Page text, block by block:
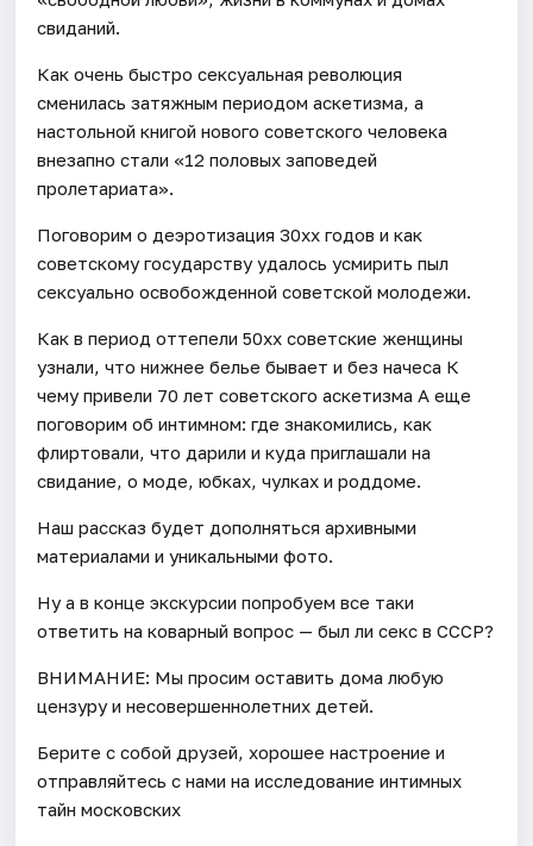
свиданий.
Как очень быстро сексуальная революция
сменилась затяжным периодом аскетизма, а
настольной книгой нового советского человека
внезапно стали «12 половых заповедей
пролетариата».
Поговорим о деэротизация 30хх годов и как
советскому государству удалось усмирить пыл
сексуально освобожденной советской молодежи.
Как в период оттепели 50хх советские женщины
узнали, что нижнее белье бывает и без начеса К
чему привели 70 лет советского аскетизма А еще
поговорим об интимном: где знакомились, как
флиртовали, что дарили и куда приглашали на
свидание, о моде, юбках, чулках и роддоме.
Наш рассказ будет дополняться архивными
материалами и уникальными фото.
Ну а в конце экскурсии попробуем все таки
ответить на коварный вопрос — был ли секс в СССР?
ВНИМАНИЕ: Мы просим оставить дома любую
цензуру и несовершеннолетних детей.
Берите с собой друзей, хорошее настроение и
отправляйтесь с нами на исследование интимных
тайн московских